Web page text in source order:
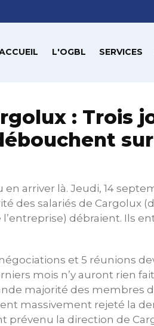
L'OGBL SERVICES
: Trois
en arriver là. Jeudi, 14
des salariés de Cargolux
débraient. Ils
et 5 réunions
mois n’y auront rien
majorité des membres
massivement rejeté la
prévenu la direction de